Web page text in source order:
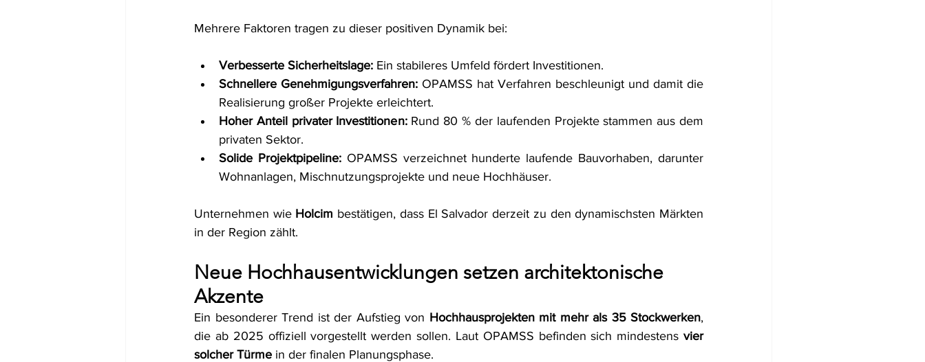
Mehrere Faktoren tragen zu dieser positiven Dynamik bei:
Verbesserte Sicherheitslage: Ein stabileres Umfeld fördert Investitionen.
Schnellere Genehmigungsverfahren: OPAMSS hat Verfahren beschleunigt und damit die
Realisierung großer Projekte erleichtert.
Hoher Anteil privater Investitionen: Rund 80 % der laufenden Projekte stammen aus dem
privaten Sektor.
Solide Projektpipeline: OPAMSS verzeichnet hunderte laufende Bauvorhaben, darunter
Wohnanlagen, Mischnutzungsprojekte und neue Hochhäuser.
Unternehmen wie Holcim bestätigen, dass El Salvador derzeit zu den dynamischsten Märkten
in der Region zählt.
Neue Hochhausentwicklungen setzen architektonische
Akzente
Ein besonderer Trend ist der Aufstieg von Hochhausprojekten mit mehr als 35 Stockwerken,
die ab 2025 offiziell vorgestellt werden sollen. Laut OPAMSS befinden sich mindestens vier
solcher Türme in der finalen Planungsphase.